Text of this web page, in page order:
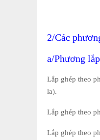
2/Các
a/Phương
Lắp ghép theo
la).
Lắp ghép theo
Lắp ghép theo